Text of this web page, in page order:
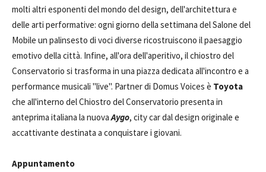
molti altri esponenti del mondo del design, dell'architettura e
delle arti performative: ogni giorno della settimana del Salone del
Mobile un palinsesto di voci diverse ricostruiscono il paesaggio
emotivo della città. Infine, all'ora dell'aperitivo, il chiostro del
Conservatorio si trasforma in una piazza dedicata all'incontro e a
performance musicali "live". Partner di Domus Voices è Toyota
che all'interno del Chiostro del Conservatorio presenta in
anteprima italiana la nuovaAygo, city car dal design originale e
accattivante destinata a conquistare i giovani.
Appuntamento